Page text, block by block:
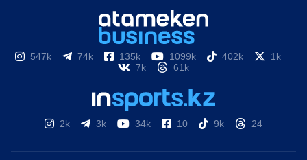
547k 74k 135k 1099k 402k
1k
7k
61k
2k 3k 34k 10 9k 24